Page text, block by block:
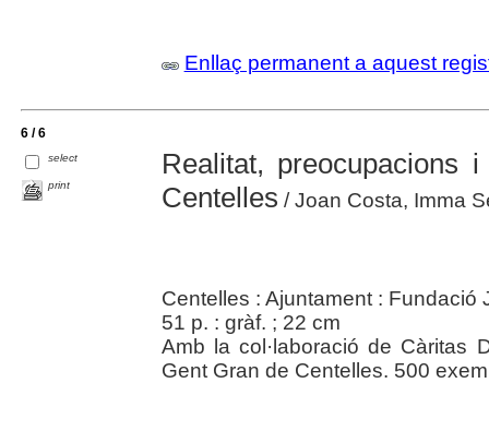
Enllaç permanent a aquest
6 / 6
select
print
Realitat, preocupacions
Centelles / Joan Costa, Imma
Centelles : Ajuntament : Fundació
51 p. : gràf. ; 22 cm
Amb la col·laboració de Càritas
Gent Gran de Centelles. 500